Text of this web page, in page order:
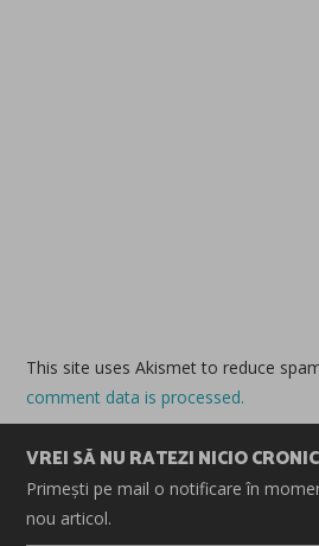
This site uses Akismet to reduce
comment data is processed.
VREI SĂ NU RATEZI NICIO
Primești pe mail o notificare în
nou articol.